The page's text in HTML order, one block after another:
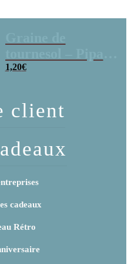
x 3
1,20€
client
cadeaux
Rétro